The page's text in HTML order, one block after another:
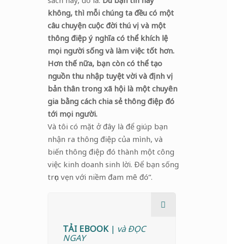
không, thì mỗi chúng ta đều có một
câu chuyện cuộc đời thú vị và một
thông điệp ý nghĩa có thể khích lệ
mọi người sống và làm việc tốt hơn.
Hơn thế nữa, bạn còn có thể tạo
nguồn thu nhập tuyệt vời và định vị
bản thân trong xã hội là một chuyên
gia bằng cách chia sẻ thông điệp đó
tới mọi người.
Và tôi có mặt ở đây là để giúp bạn
nhận ra thông điệp của mình, và
biến thông điệp đó thành một công
việc kinh doanh sinh lời. Để bạn sống
trọn vẹn với niềm đam mê đó”.
TẢI EBOOK| và ĐỌC
NGAY